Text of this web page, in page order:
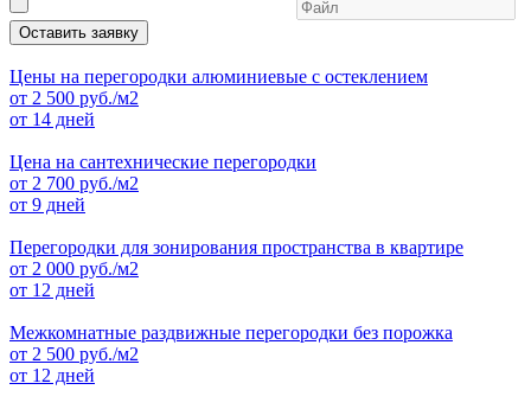
Оставить заявку
Цены на перегородки алюминиевые с остеклением
от 2 500 руб./м2
от 14 дней
Цена на сантехнические перегородки
от 2 700 руб./м2
от 9 дней
Перегородки для зонирования пространства в квартире
от 2 000 руб./м2
от 12 дней
Межкомнатные раздвижные перегородки без порожка
от 2 500 руб./м2
от 12 дней